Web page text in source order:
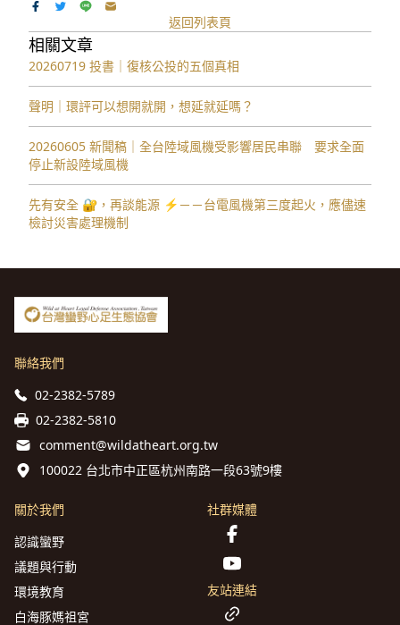
返回列表頁
相關文章
20260719 投書｜復核公投的五個真相
聲明｜環評可以想開就開，想延就延嗎？
20260605 新聞稿｜全台陸域風機受影響居民串聯 要求全面
停止新設陸域風機
先有安全 🔐，再談能源 ⚡️－－台電風機第三度起火，應儘速
檢討災害處理機制
聯絡我們
02-2382-5789
02-2382-5810
comment@wildatheart.org.tw
100022 台北市中正區杭州南路一段63號9樓
關於我們
認識蠻野
議題與行動
環境教育
白海豚媽祖宮
社群媒體
友站連結